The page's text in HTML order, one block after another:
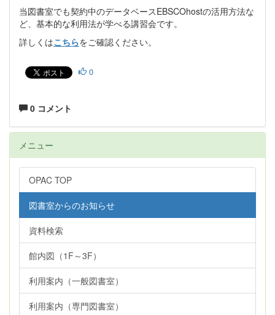
当図書室でも契約中のデータベースEBSCOhostの活用方法な
ど、基本的な利用法が学べる講習会です。
詳しくはこちらをご確認ください。
0
0 コメント
メニュー
OPAC TOP
図書室からのお知らせ
資料検索
館内図（1F～3F）
利用案内（一般図書室）
利用案内（専門図書室）